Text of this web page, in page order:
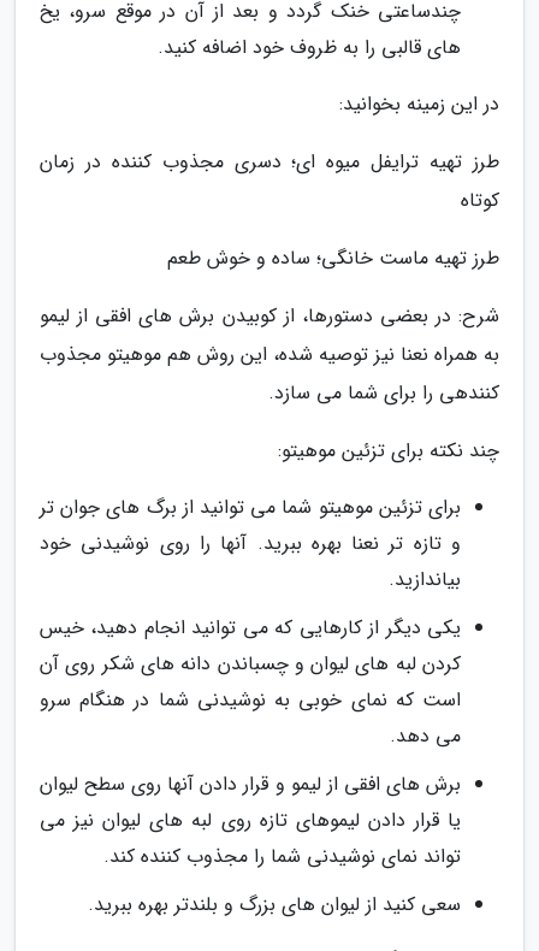
چندساعتی خنک گردد و بعد از آن در موقع سرو، یخ
های قالبی را به ظروف خود اضافه کنید.
در این زمینه بخوانید:
طرز تهیه ترایفل میوه ای؛ دسری مجذوب کننده در زمان
کوتاه
طرز تهیه ماست خانگی؛ ساده و خوش طعم
شرح: در بعضی دستورها، از کوبیدن برش های افقی از لیمو
به همراه نعنا نیز توصیه شده، این روش هم موهیتو مجذوب
کنندهی را برای شما می سازد.
چند نکته برای تزئین موهیتو:
برای تزئین موهیتو شما می توانید از برگ های جوان تر
و تازه تر نعنا بهره ببرید. آنها را روی نوشیدنی خود
بیاندازید.
یکی دیگر از کارهایی که می توانید انجام دهید، خیس
کردن لبه های لیوان و چسباندن دانه های شکر روی آن
است که نمای خوبی به نوشیدنی شما در هنگام سرو
می دهد.
برش های افقی از لیمو و قرار دادن آنها روی سطح لیوان
یا قرار دادن لیموهای تازه روی لبه های لیوان نیز می
تواند نمای نوشیدنی شما را مجذوب کننده کند.
سعی کنید از لیوان های بزرگ و بلندتر بهره ببرید.